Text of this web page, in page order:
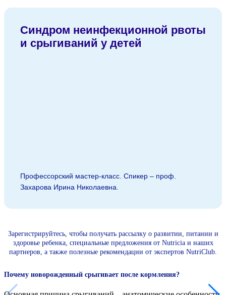
Синдром неинфекционной рвоты
и срыгиваний у детей
Профессорский мастер-класс. Спикер – проф.
Захарова Ирина Николаевна.
Зарегистрируйтесь, чтобы получать рассылку о развитии, питании и
здоровье ребенка, специальные предложения от Nutricia и наших
партнеров, а также полезные рекомендации от экспертов NutriClub.
Почему новорожденный срыгивает после кормления?